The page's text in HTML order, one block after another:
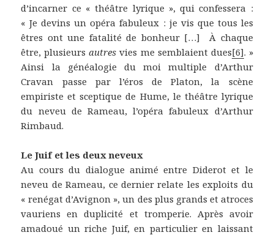
d’incarner ce « théâtre lyrique », qui confessera :
« Je devins un opéra fabuleux : je vis que tous les
êtres ont une fatalité de bonheur […] À chaque
être, plusieursautres vies me semblaient dues[6]. »
Ainsi la généalogie du moi multiple d’Arthur
Cravan passe par l’éros de Platon, la scène
empiriste et sceptique de Hume, le théâtre lyrique
du neveu de Rameau, l’opéra fabuleux d’Arthur
Rimbaud.
Le Juif et les deux neveux
Au cours du dialogue animé entre Diderot et le
neveu de Rameau, ce dernier relate les exploits du
« renégat d’Avignon », un des plus grands et atroces
vauriens en duplicité et tromperie. Après avoir
amadoué un riche Juif, en particulier en laissant